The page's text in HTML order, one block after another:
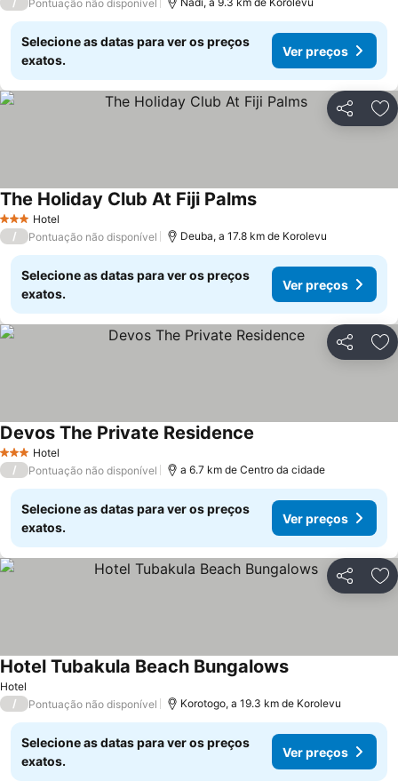
Pontuação não disponível
Selecione as datas para ver os preços
exatos.
Ver preços
Partilhar
3 EstrelasHotel
The Holiday Club At Fiji Palms
/ Pontuação não disponível Deuba, a 17.8 km de Korolevu
Selecione as datas para ver os preços
exatos.
Ver preços
Partilhar
3 EstrelasHotel
Devos The Private Residence
/ Pontuação não disponível a 6.7 km de Centro da cidade
Selecione as datas para ver os preços
exatos.
Ver preços
Partilhar
Hotel
Hotel Tubakula Beach Bungalows
/ Pontuação não disponível Korotogo, a 19.3 km de Korolevu
Selecione as datas para ver os preços
exatos.
Ver preços